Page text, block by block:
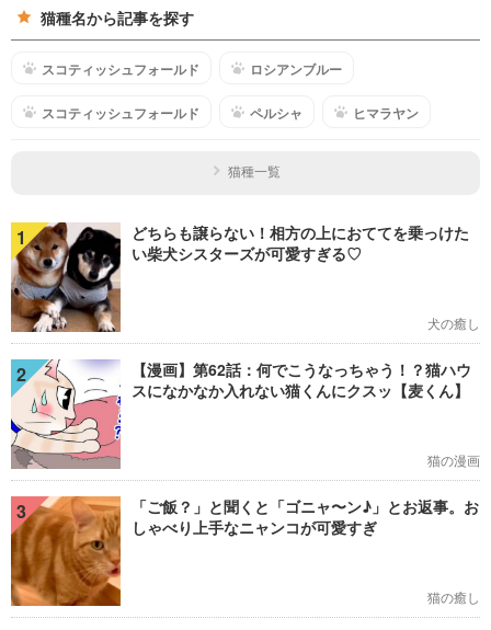
猫種名から記事を探す
スコティッシュフォールド ロシアンブルー
スコティッシュフォールド ペルシャ ヒマラヤン
猫種一覧
1
どちらも譲らない！相方の上におててを乗っけた
い柴犬シスターズが可愛すぎる♡
犬の癒し
2
【漫画】第62話：何でこうなっちゃう！？猫ハウ
スになかなか入れない猫くんにクスッ【麦くん】
猫の漫画
3
「ご飯？」と聞くと「ゴニャ〜ン♪」とお返事。お
しゃべり上手なニャンコが可愛すぎ
猫の癒し